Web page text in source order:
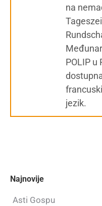
na
POLIP u
jezik.
Najnovije
Asti Gospu